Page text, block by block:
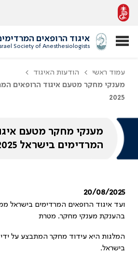
איגוד הרופאים
Israel Society of Anesthesiologists
עמוד ראשי
הודעות האיגוד
מענקי מחקר מטעם איגוד הרופאים
2025
מענקי מחקר מטעם
המרדימים בישראל 2025
20/08/2025
ועד איגוד הרופאים המרדימים בישראל
בהענקת מענקי מחקר. מטרת
המלגות היא עידוד מחקר המתבצע על ידי
בישראל.